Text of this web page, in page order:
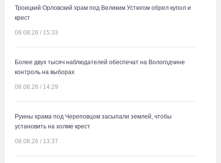
Троицкий Орловский храм под Великим Устюгом обрел купол и
крест
08.08.26 / 15:33
Более двух тысяч наблюдателей обеспечат на Вологодчине
контроль на выборах
08.08.26 / 14:29
Руины храма под Череповцом засыпали землей, чтобы
установить на холме крест
08.08.26 / 13:37